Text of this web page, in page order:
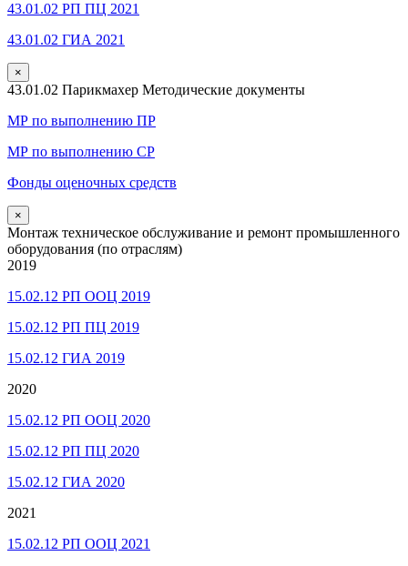
43.01.02 РП ПЦ 2021
43.01.02 ГИА 2021
×
43.01.02 Парикмахер Методические документы
МР по выполнению ПР
МР по выполнению СР
Фонды оценочных средств
×
Монтаж техническое обслуживание и ремонт промышленного
оборудования (по отраслям)
2019
15.02.12 РП ООЦ 2019
15.02.12 РП ПЦ 2019
15.02.12 ГИА 2019
2020
15.02.12 РП ООЦ 2020
15.02.12 РП ПЦ 2020
15.02.12 ГИА 2020
2021
15.02.12 РП ООЦ 2021